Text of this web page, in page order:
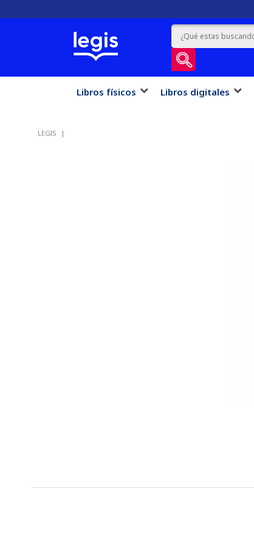
Libros físicos Libros digitales
LEGIS